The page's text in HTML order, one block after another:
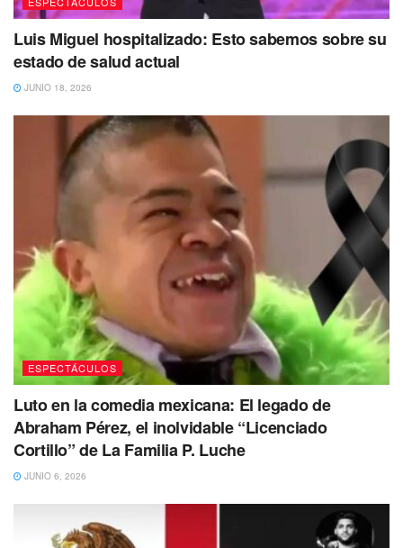
la supuesta discusión.
Algunos aseguran que en realidad Piqué parecía
explicarle algo sobre el partido que se celebraba:
debatiendo el partido” y “Ahora un padre ya no puede
regañar a su hijo”, fueron algunos comentarios.
Este es el segundo video en la semana que genera
controversia entre los seguidores del drama de Shakira y
Piqué, pues anteriormente se viralizó un video donde
aparentemente Piqué olvida a sus hijos saliendo de una
tienda.
Luis Miguel hospitalizado: Esto sabemos sobre su
estado de salud actual
JUNIO 18, 2026
ESPECTÁCULOS
Luto en la comedia mexicana: El legado de
Abraham Pérez, el inolvidable “Licenciado
Cortillo” de La Familia P. Luche
JUNIO 6, 2026